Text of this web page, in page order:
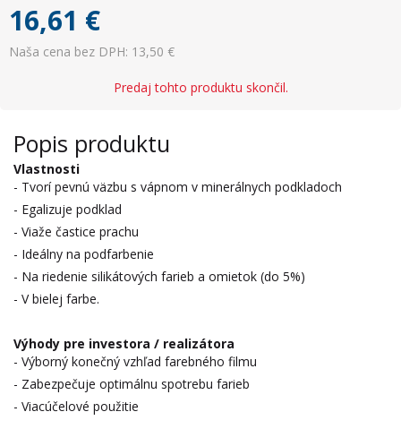
16,61 €
Naša cena bez DPH: 13,50 €
Predaj tohto produktu skončil.
Popis produktu
Vlastnosti
- Tvorí pevnú väzbu s vápnom v minerálnych podkladoch
- Egalizuje podklad
- Viaže častice prachu
- Ideálny na podfarbenie
- Na riedenie silikátových farieb a omietok (do 5%)
- V bielej farbe.
Výhody pre investora / realizátora
- Výborný konečný vzhľad farebného filmu
- Zabezpečuje optimálnu spotrebu farieb
- Viacúčelové použitie